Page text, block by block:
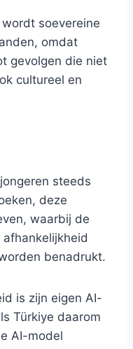
soevereine
omdat
gevolgen die niet
cultureel en
steeds
deze
waarbij de
benadrukt.
is zijn eigen AI-
Türkiye daarom
AI-model